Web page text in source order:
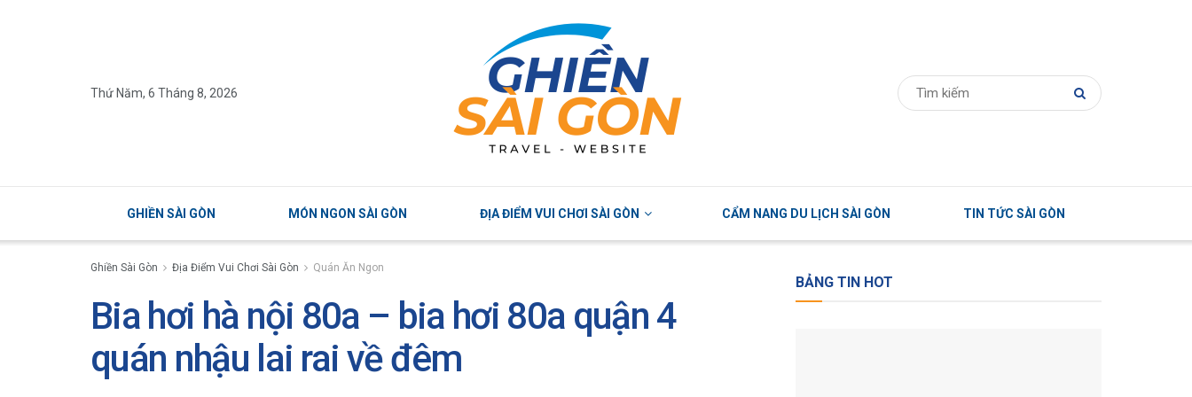
Thứ Năm, 6 Tháng 8, 2026
GHIỀN SÀI GÒN MÓN NGON SÀI GÒN ĐỊA ĐIỂM VUI CHƠI SÀI GÒN CẨM NANG DU LỊCH SÀI GÒN TIN TỨC SÀI GÒN
Ghiền Sài Gòn Địa Điểm Vui Chơi Sài Gòn Quán Ăn Ngon
Bia hơi hà nội 80a – bia hơi 80a quận 4
quán nhậu lai rai về đêm
BẢNG TIN HOT